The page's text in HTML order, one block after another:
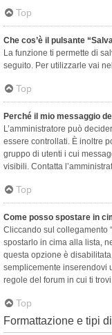
Top
Che cos’è il pulsante
La funzione ti permette di
seguito. Per utilizzarle vai
Top
Perché il mio messaggio
L’amministratore può
essere controllati. È inoltre
gruppo di utenti i cui
visibili. Contatta
Top
Come posso spostare in
Cliccando sul collegamento
spostarlo in cima alla lista,
questa opzione è
semplicemente inserendovi
regole del forum in cui ti
Top
Formattazione e tipi